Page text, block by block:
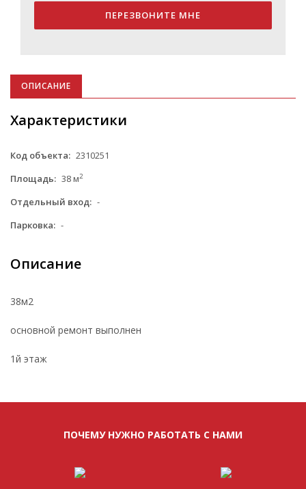
ПЕРЕЗВОНИТЕ МНЕ
ОПИСАНИЕ
Характеристики
Код объекта: 2310251
Площадь: 38 м2
Отдельный вход: -
Парковка: -
Описание
38м2
основной ремонт выполнен
1й этаж
ПОЧЕМУ НУЖНО РАБОТАТЬ С НАМИ